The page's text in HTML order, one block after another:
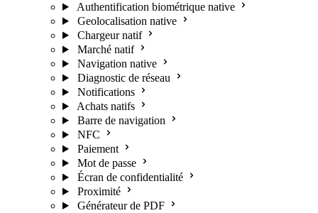
Authentification biométrique native
Geolocalisation native
Chargeur natif
Marché natif
Navigation native
Diagnostic de réseau
Notifications
Achats natifs
Barre de navigation
NFC
Paiement
Mot de passe
Écran de confidentialité
Proximité
Générateur de PDF